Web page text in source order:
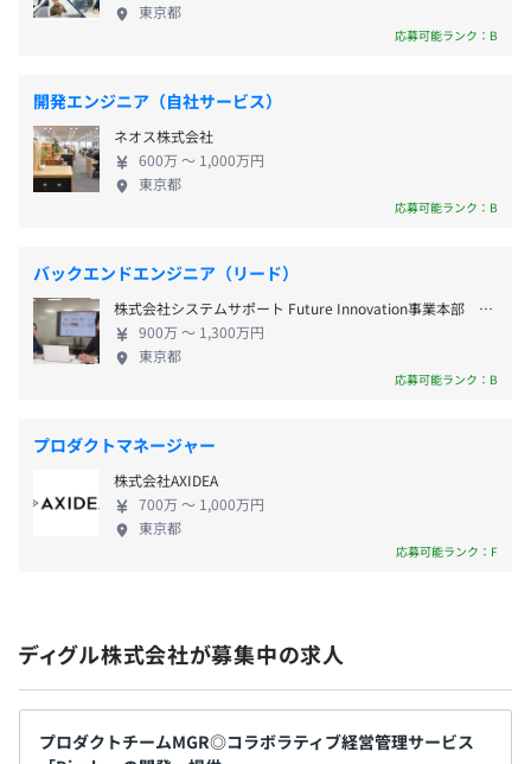
無期雇用
3ヶ月
東京都
応募可能ランク：B
開発エンジニア（自社サービス）
ネオス株式会社
600万 〜 1,000万円
東京都
応募可能ランク：B
バックエンドエンジニア（リード）
株式会社システムサポート Future Innovation事業本部 ソリューションサービス事業部
900万 〜 1,300万円
東京都
応募可能ランク：B
プロダクトマネージャー
株式会社AXIDEA
700万 〜 1,000万円
東京都
応募可能ランク：F
ディグル株式会社が募集中の求人
プロダクトチームMGR◎コラボラティブ経営管理サービス